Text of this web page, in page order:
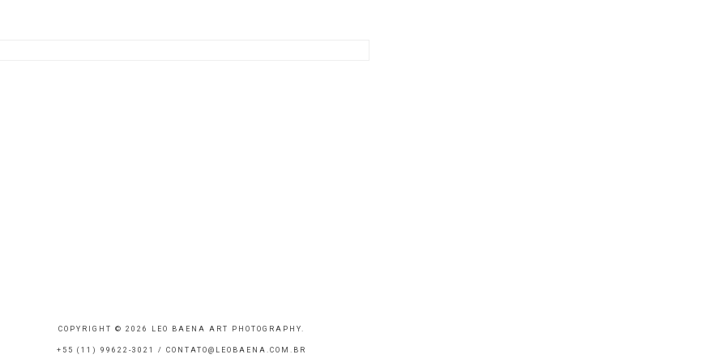
COPYRIGHT © 2026 LEO BAENA ART PHOTOGRAPHY.
+55 (11) 99622-3021 / CONTATO@LEOBAENA.COM.BR